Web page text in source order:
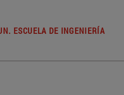
ESCUELA DE INGENIERÍA